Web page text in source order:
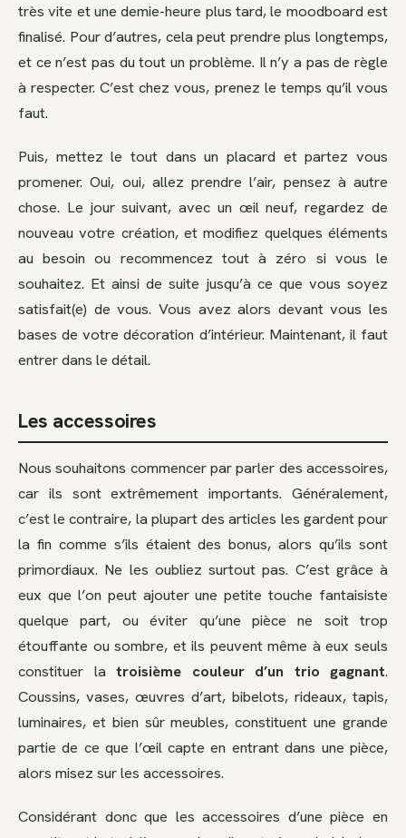
très vite et une demie-heure plus tard, le moodboard est
finalisé. Pour d’autres, cela peut prendre plus longtemps,
et ce n’est pas du tout un problème. Il n’y a pas de règle
à respecter. C’est chez vous, prenez le temps qu’il vous
faut.
Puis, mettez le tout dans un placard et partez vous
promener. Oui, oui, allez prendre l’air, pensez à autre
chose. Le jour suivant, avec un œil neuf, regardez de
nouveau votre création, et modifiez quelques éléments
au besoin ou recommencez tout à zéro si vous le
souhaitez. Et ainsi de suite jusqu’à ce que vous soyez
satisfait(e) de vous. Vous avez alors devant vous les
bases de votre décoration d’intérieur. Maintenant, il faut
entrer dans le détail.
Les accessoires
Nous souhaitons commencer par parler des accessoires,
car ils sont extrêmement importants. Généralement,
c’est le contraire, la plupart des articles les gardent pour
la fin comme s’ils étaient des bonus, alors qu’ils sont
primordiaux. Ne les oubliez surtout pas. C’est grâce à
eux que l’on peut ajouter une petite touche fantaisiste
quelque part, ou éviter qu’une pièce ne soit trop
étouffante ou sombre, et ils peuvent même à eux seuls
constituer la troisième couleur d’un trio gagnant.
Coussins, vases, œuvres d’art, bibelots, rideaux, tapis,
luminaires, et bien sûr meubles, constituent une grande
partie de ce que l’œil capte en entrant dans une pièce,
alors misez sur les accessoires.
Considérant donc que les accessoires d’une pièce en